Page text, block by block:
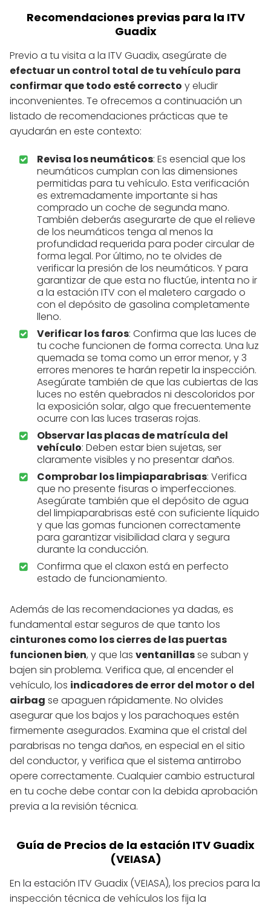
Recomendaciones previas para la ITV
Guadix
Previo a tu visita a la ITV Guadix, asegúrate de
efectuar un control total de tu vehículo para
confirmar que todo esté correcto y eludir
inconvenientes. Te ofrecemos a continuación un
listado de recomendaciones prácticas que te
ayudarán en este contexto:
Revisa los neumáticos: Es esencial que los
neumáticos cumplan con las dimensiones
permitidas para tu vehículo. Esta verificación
es extremadamente importante si has
comprado un coche de segunda mano.
También deberás asegurarte de que el relieve
de los neumáticos tenga al menos la
profundidad requerida para poder circular de
forma legal. Por último, no te olvides de
verificar la presión de los neumáticos. Y para
garantizar de que esta no fluctúe, intenta no ir
a la estación ITV con el maletero cargado o
con el depósito de gasolina completamente
lleno.
Verificar los faros: Confirma que las luces de
tu coche funcionen de forma correcta. Una luz
quemada se toma como un error menor, y 3
errores menores te harán repetir la inspección.
Asegúrate también de que las cubiertas de las
luces no estén quebrados ni descoloridos por
la exposición solar, algo que frecuentemente
ocurre con las luces traseras rojas.
Observar las placas de matrícula del
vehículo: Deben estar bien sujetas, ser
claramente visibles y no presentar daños.
Comprobar los limpiaparabrisas: Verifica
que no presente fisuras o imperfecciones.
Asegúrate también que el depósito de agua
del limpiaparabrisas esté con suficiente líquido
y que las gomas funcionen correctamente
para garantizar visibilidad clara y segura
durante la conducción.
Confirma que el claxon está en perfecto
estado de funcionamiento.
Además de las recomendaciones ya dadas, es
fundamental estar seguros de que tanto los
cinturones como los cierres de las puertas
funcionen bien, y que las ventanillasse suban y
bajen sin problema. Verifica que, al encender el
vehículo, los indicadores de error del motor o del
airbag se apaguen rápidamente. No olvides
asegurar que los bajos y los parachoques estén
firmemente asegurados. Examina que el cristal del
parabrisas no tenga daños, en especial en el sitio
del conductor, y verifica que el sistema antirrobo
opere correctamente. Cualquier cambio estructural
en tu coche debe contar con la debida aprobación
previa a la revisión técnica.
Guía de Precios de la estación ITV Guadix
(VEIASA)
En la estación ITV Guadix (VEIASA), los precios para la
inspección técnica de vehículos los fija la